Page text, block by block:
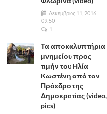
Δεκέμβριος 11, 2016
09:50
1
Τα αποκαλυπτήρια
μνημείου προς
τιμήν του Ηλία
Κωστένη από τον
Πρόεδρο της
Δημοκρατίας (video,
pics)